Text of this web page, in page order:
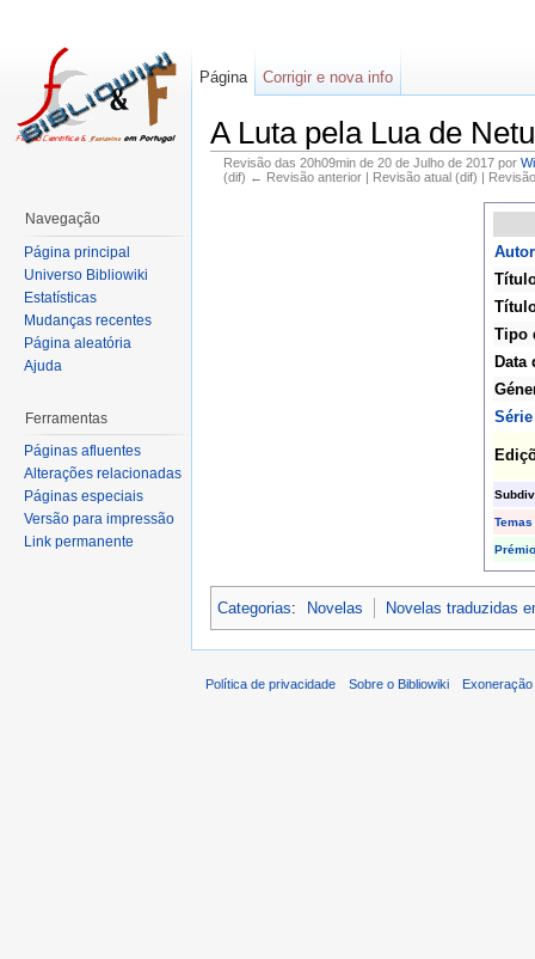
A Luta pela Lua de
Revisão das 20h09min de 20 de Julho de 2017 por
(dif) ← Revisão anterior | Revisão atual (dif) |
Tipo
Data
Série
Temas
Categorias: Novelas Novelas traduzidas
Página Corrigir e nova info
Navegação
Página principal
Universo Bibliowiki
Estatísticas
Mudanças recentes
Página aleatória
Ajuda
Ferramentas
Páginas afluentes
Alterações relacionadas
Páginas especiais
Versão para impressão
Link permanente
Política de privacidade Sobre o Bibliowiki